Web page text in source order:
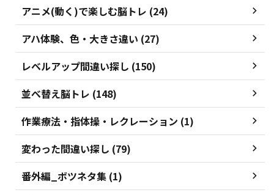
アニメ(動く)で楽しむ脳トレ (24)
アハ体験、色・大きさ違い (27)
レベルアップ間違い探し (150)
並べ替え脳トレ (148)
作業療法・指体操・レクレーション (1)
変わった間違い探し (79)
番外編_ボツネタ集 (1)